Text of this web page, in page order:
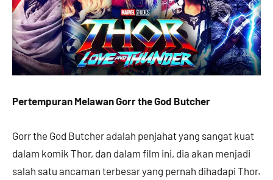
Pertempuran Melawan Gorr the God Butcher
Gorr the God Butcher adalah penjahat yang sangat kuat
dalam komik Thor, dan dalam film ini, dia akan menjadi
salah satu ancaman terbesar yang pernah dihadapi Thor.